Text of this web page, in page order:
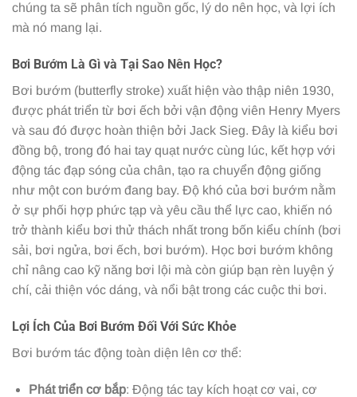
chúng ta sẽ phân tích nguồn gốc, lý do nên học, và lợi ích
mà nó mang lại.
Bơi Bướm Là Gì và Tại Sao Nên Học?
Bơi bướm (butterfly stroke) xuất hiện vào thập niên 1930,
được phát triển từ bơi ếch bởi vận động viên Henry Myers
và sau đó được hoàn thiện bởi Jack Sieg. Đây là kiểu bơi
đồng bộ, trong đó hai tay quạt nước cùng lúc, kết hợp với
động tác đạp sóng của chân, tạo ra chuyển động giống
như một con bướm đang bay. Độ khó của bơi bướm nằm
ở sự phối hợp phức tạp và yêu cầu thể lực cao, khiến nó
trở thành kiểu bơi thử thách nhất trong bốn kiểu chính (bơi
sải, bơi ngửa, bơi ếch, bơi bướm). Học bơi bướm không
chỉ nâng cao kỹ năng bơi lội mà còn giúp bạn rèn luyện ý
chí, cải thiện vóc dáng, và nổi bật trong các cuộc thi bơi.
Lợi Ích Của Bơi Bướm Đối Với Sức Khỏe
Bơi bướm tác động toàn diện lên cơ thể:
Phát triển cơ bắp: Động tác tay kích hoạt cơ vai, cơ